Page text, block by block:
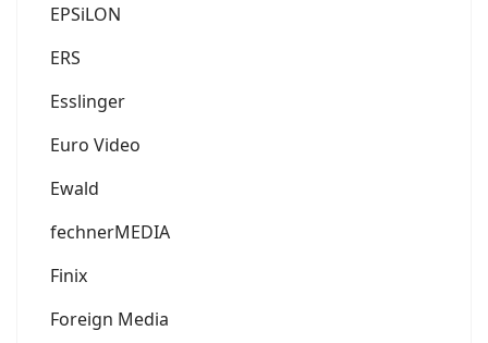
EPSiLON
ERS
Esslinger
Euro Video
Ewald
fechnerMEDIA
Finix
Foreign Media